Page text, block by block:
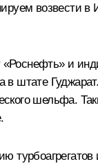
возвести
и
штате
шельфа.
турбоагрегатов